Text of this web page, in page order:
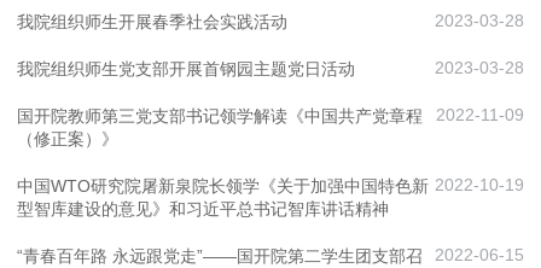
2023-03-28
我院组织师生开展春季社会实践活动
2023-03-28
我院组织师生党支部开展首钢园主题党日活动
2022-11-09
国开院教师第三党支部书记领学解读《中国共产党章程
（修正案）》
2022-10-19
中国WTO研究院屠新泉院长领学《关于加强中国特色新
型智库建设的意见》和习近平总书记智库讲话精神
2022-06-15
“青春百年路 永远跟党走”——国开院第二学生团支部召